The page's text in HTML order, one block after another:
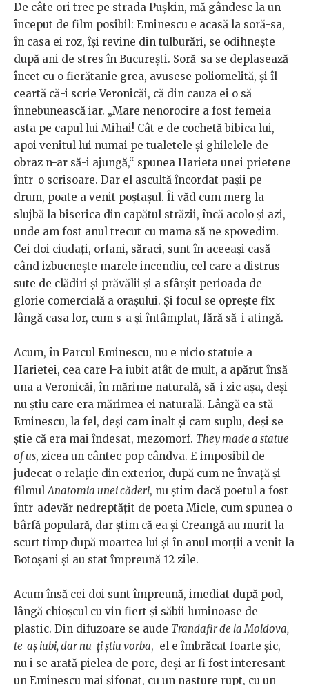
De câte ori trec pe strada Pușkin, mă gândesc la un
început de film posibil: Eminescu e acasă la soră-sa,
în casa ei roz, își revine din tulburări, se odihnește
după ani de stres în București. Soră-sa se deplasează
încet cu o fierătanie grea, avusese poliomelită, și îl
ceartă că-i scrie Veronicăi, că din cauza ei o să
înnebunească iar. „Mare nenorocire a fost femeia
asta pe capul lui Mihai! Cât e de cochetă bibica lui,
apoi venitul lui numai pe tualetele şi ghilelele de
obraz n-ar să-i ajungă,“ spunea Harieta unei prietene
într-o scrisoare. Dar el ascultă încordat pașii pe
drum, poate a venit poștașul. Îi văd cum merg la
slujbă la biserica din capătul străzii, încă acolo și azi,
unde am fost anul trecut cu mama să ne spovedim.
Cei doi ciudați, orfani, săraci, sunt în aceeași casă
când izbucnește marele incendiu, cel care a distrus
sute de clădiri și prăvălii și a sfârșit perioada de
glorie comercială a orașului. Și focul se oprește fix
lângă casa lor, cum s-a și întâmplat, fără să-i atingă.
Acum, în Parcul Eminescu, nu e nicio statuie a
Harietei, cea care l-a iubit atât de mult, a apărut însă
una a Veronicăi, în mărime naturală, să-i zic așa, deși
nu știu care era mărimea ei naturală. Lângă ea stă
Eminescu, la fel, deși cam înalt și cam suplu, deși se
știe că era mai îndesat, mezomorf. They made a statue
of us, zicea un cântec pop cândva. E imposibil de
judecat o relație din exterior, după cum ne învață și
filmulAnatomia unei căderi, nu știm dacă poetul a fost
într-adevăr nedreptățit de poeta Micle, cum spunea o
bârfă populară, dar știm că ea și Creangă au murit la
scurt timp după moartea lui și în anul morții a venit la
Botoșani și au stat împreună 12 zile.
Acum însă cei doi sunt împreună, imediat după pod,
lângă chioșcul cu vin fiert și săbii luminoase de
plastic. Din difuzoare se aude Trandafir de la Moldova,
te-aș iubi, dar nu-ți știu vorba, el e îmbrăcat foarte șic,
nu i se arată pielea de porc, deși ar fi fost interesant
un Eminescu mai șifonat, cu un nasture rupt, cu un